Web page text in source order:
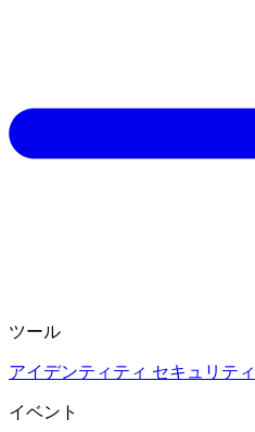
ツール
アイデンティティ セキュリテ
イベント